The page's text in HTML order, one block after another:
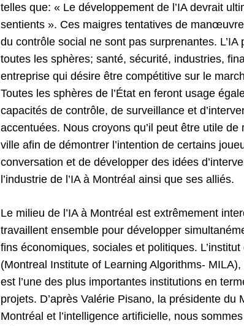
telles que: « Le développement de l’IA devrait
sentients ». Ces maigres tentatives de
du contrôle social ne sont pas surprenantes.
toutes les sphères; santé, sécurité, industries,
entreprise qui désire être compétitive sur le
Toutes les sphères de l’État en feront usage
capacités de contrôle, de surveillance et
accentuées. Nous croyons qu’il peut être utile
ville afin de démontrer l’intention de certains
conversation et de développer des idées
l’industrie de l’IA à Montréal ainsi que ses alliés.
Le milieu de l’IA à Montréal est extrêmement
travaillent ensemble pour développer
fins économiques, sociales et politiques.
(Montreal Institute of Learning Algorithms-
est l’une des plus importantes institutions en
projets. D’après Valérie Pisano, la présidente du
Montréal et l’intelligence artificielle, nous